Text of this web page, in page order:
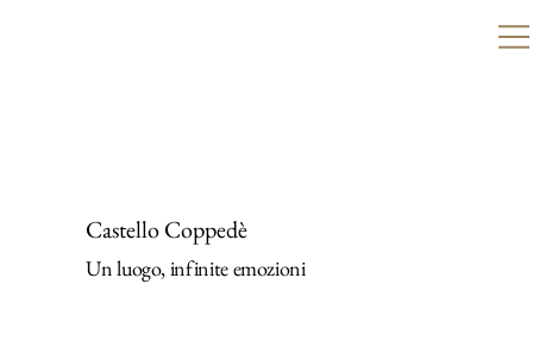
Castello Coppedè
Un luogo, infinite emozioni